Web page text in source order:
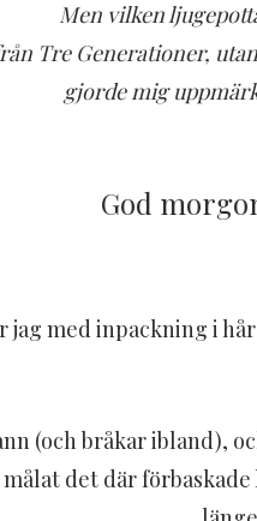
Men vilken
Tre Generationer,
gjorde mig
God
jag med inpackning i
(och bråkar ibland),
det där